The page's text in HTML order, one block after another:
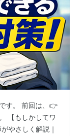
す。 前回は、👉
【もしかしてワ
やさしく解説｜